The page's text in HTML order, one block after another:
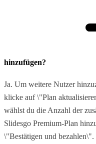
hinzufügen?
Ja. Um weitere Nutzer
klicke auf \"Plan
wählst du die Anzahl der
Slidesgo Premium-Plan
\"Bestätigen und